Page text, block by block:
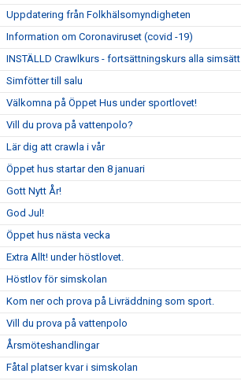
Uppdatering från Folkhälsomyndigheten
Information om Coronaviruset (covid -19)
INSTÄLLD Crawlkurs - fortsättningskurs alla simsätt
Simfötter till salu
Välkomna på Öppet Hus under sportlovet!
Vill du prova på vattenpolo?
Lär dig att crawla i vår
Öppet hus startar den 8 januari
Gott Nytt År!
God Jul!
Öppet hus nästa vecka
Extra Allt! under höstlovet.
Höstlov för simskolan
Kom ner och prova på Livräddning som sport.
Vill du prova på vattenpolo
Årsmöteshandlingar
Fåtal platser kvar i simskolan